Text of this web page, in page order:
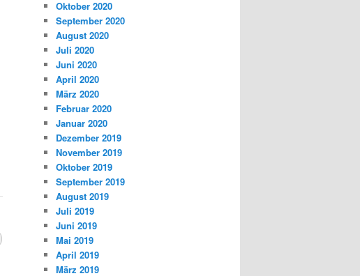
Oktober 2020
September 2020
August 2020
Juli 2020
Juni 2020
April 2020
März 2020
Februar 2020
Januar 2020
Dezember 2019
November 2019
Oktober 2019
September 2019
August 2019
Juli 2019
Juni 2019
Mai 2019
April 2019
März 2019